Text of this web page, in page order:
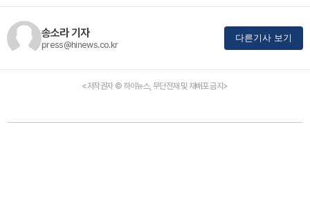
송소라 기자
press@hinews.co.kr
다른기사 보기
<저작권자 © 하이뉴스, 무단전재 및 재배포 금지>